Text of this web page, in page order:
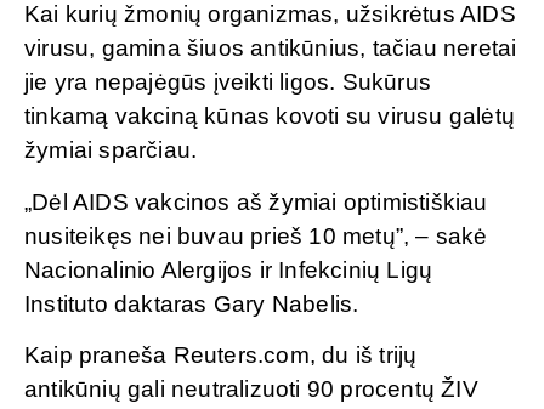
Kai kurių žmonių organizmas, užsikrėtus AIDS
virusu, gamina šiuos antikūnius, tačiau neretai
jie yra nepajėgūs įveikti ligos. Sukūrus
tinkamą vakciną kūnas kovoti su virusu galėtų
žymiai sparčiau.
„Dėl AIDS vakcinos aš žymiai optimistiškiau
nusiteikęs nei buvau prieš 10 metų”, – sakė
Nacionalinio Alergijos ir Infekcinių Ligų
Instituto daktaras Gary Nabelis.
Kaip praneša Reuters.com, du iš trijų
antikūnių gali neutralizuoti 90 procentų ŽIV